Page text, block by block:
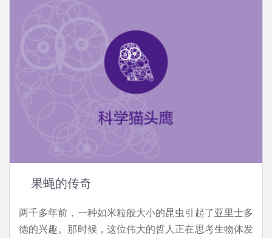
果蝇的传奇
两千多年前，一种如米粒般大小的昆虫引起了亚里士多
德的兴趣。那时候，这位伟大的哲人正在思考生物体发